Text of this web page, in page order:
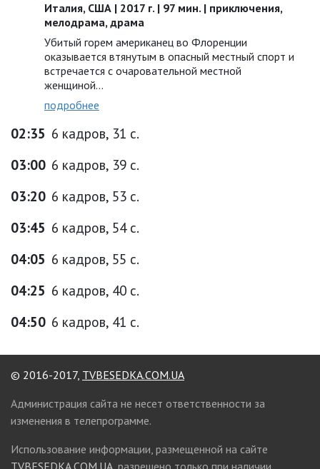
Италия, США | 2017 г. | 97 мин. | приключения,
мелодрама, драма
Убитый горем американец во Флоренции
оказывается втянутым в опасный местный спорт и
встречается с очаровательной местной
женщиной…
подробнее
02:35 6 кадров, 31 с.
03:00 6 кадров, 39 с.
03:20 6 кадров, 53 с.
03:45 6 кадров, 54 с.
04:05 6 кадров, 55 с.
04:25 6 кадров, 40 с.
04:50 6 кадров, 41 с.
© 2016-2017, TVBESEDKA.COM.UA
Администрация сайта не несет ответственности за
изменения в телепрограмме.
Использование информации, размещенной на сайте
TVBESEDKA.COM.UA , разрешено только при наличии